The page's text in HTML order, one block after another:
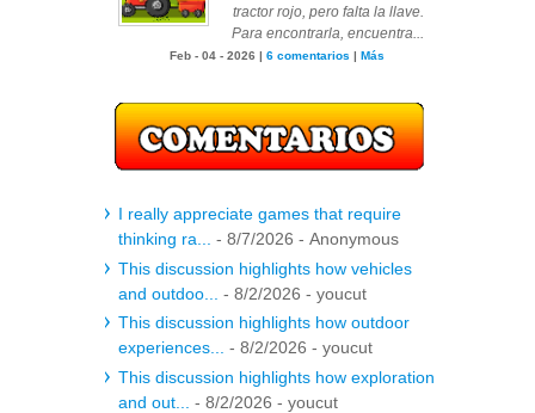
tractor rojo, pero falta la llave.
Para encontrarla, encuentra...
Feb - 04 - 2026 | 6 comentarios | Más
I really appreciate games that require
thinking ra... - 8/7/2026 - Anonymous
This discussion highlights how vehicles
and outdoo...
- 8/2/2026 - youcut
This discussion highlights how outdoor
experiences... - 8/2/2026 - youcut
This discussion highlights how exploration
and out...
- 8/2/2026 - youcut